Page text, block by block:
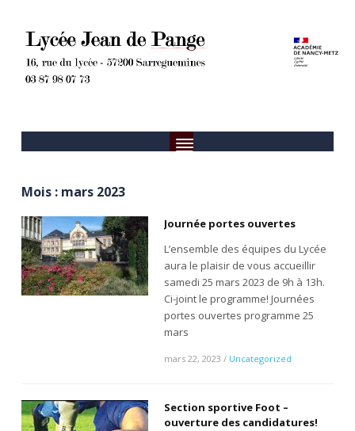
Mois : mars 2023
Journée portes ouvertes
L’ensemble des équipes du Lycée
aura le plaisir de vous accueillir
samedi 25 mars 2023 de 9h à 13h.
Ci-joint le programme! Journées
portes ouvertes programme 25
mars
mars 22, 2023 / Uncategorized
Section sportive Foot –
ouverture des candidatures!